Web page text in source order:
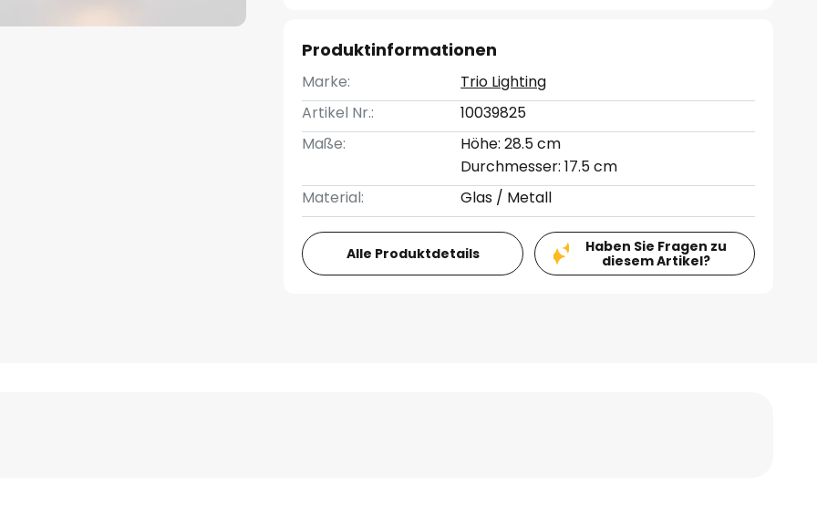
Produktinformationen
Marke:
Trio Lighting
Artikel Nr.:
10039825
Maße:
Höhe: 28.5 cm
Durchmesser: 17.5 cm
Material:
Glas / Metall
Alle Produktdetails
Haben Sie Fragen zu
diesem Artikel?